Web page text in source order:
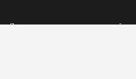
Продолжая использовать наш сайт,